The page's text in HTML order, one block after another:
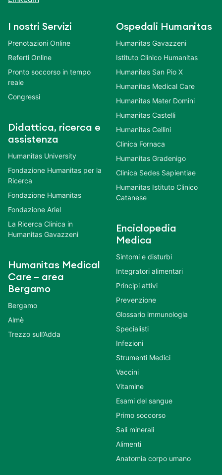
I nostri Servizi
Prenotazioni Online
Referti Online
Pronto soccorso in tempo
reale
Congressi
Didattica, ricerca e
assistenza
Humanitas University
Fondazione Humanitas per la
Ricerca
Fondazione Humanitas
Fondazione Ariel
La Ricerca Clinica in
Humanitas Gavazzeni
Humanitas Medical
Care – area
Bergamo
Bergamo
Almè
Trezzo sull’Adda
Ospedali Humanitas
Humanitas Gavazzeni
Istituto Clinico Humanitas
Humanitas San Pio X
Humanitas Medical Care
Humanitas Mater Domini
Humanitas Castelli
Humanitas Cellini
Clinica Fornaca
Humanitas Gradenigo
Clinica Sedes Sapientiae
Humanitas Istituto Clinico
Catanese
Enciclopedia
Medica
Sintomi e disturbi
Integratori alimentari
Principi attivi
Prevenzione
Glossario immunologia
Specialisti
Infezioni
Strumenti Medici
Vaccini
Vitamine
Esami del sangue
Primo soccorso
Sali minerali
Alimenti
Anatomia corpo umano